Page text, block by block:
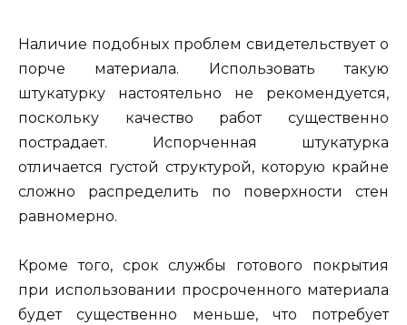
Наличие подобных проблем свидетельствует о
порче материала. Использовать такую
штукатурку настоятельно не рекомендуется,
поскольку качество работ существенно
пострадает. Испорченная штукатурка
отличается густой структурой, которую крайне
сложно распределить по поверхности стен
равномерно.
Кроме того, срок службы готового покрытия
при использовании просроченного материала
будет существенно меньше, что потребует